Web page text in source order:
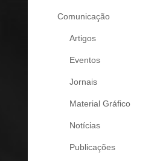
Comunicação
Artigos
Eventos
Jornais
Material Gráfico
Notícias
Publicações